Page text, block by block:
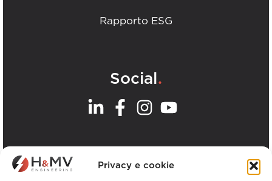
Privacy e cookie
Rapporto ESG
Social .
I nostri uffici .